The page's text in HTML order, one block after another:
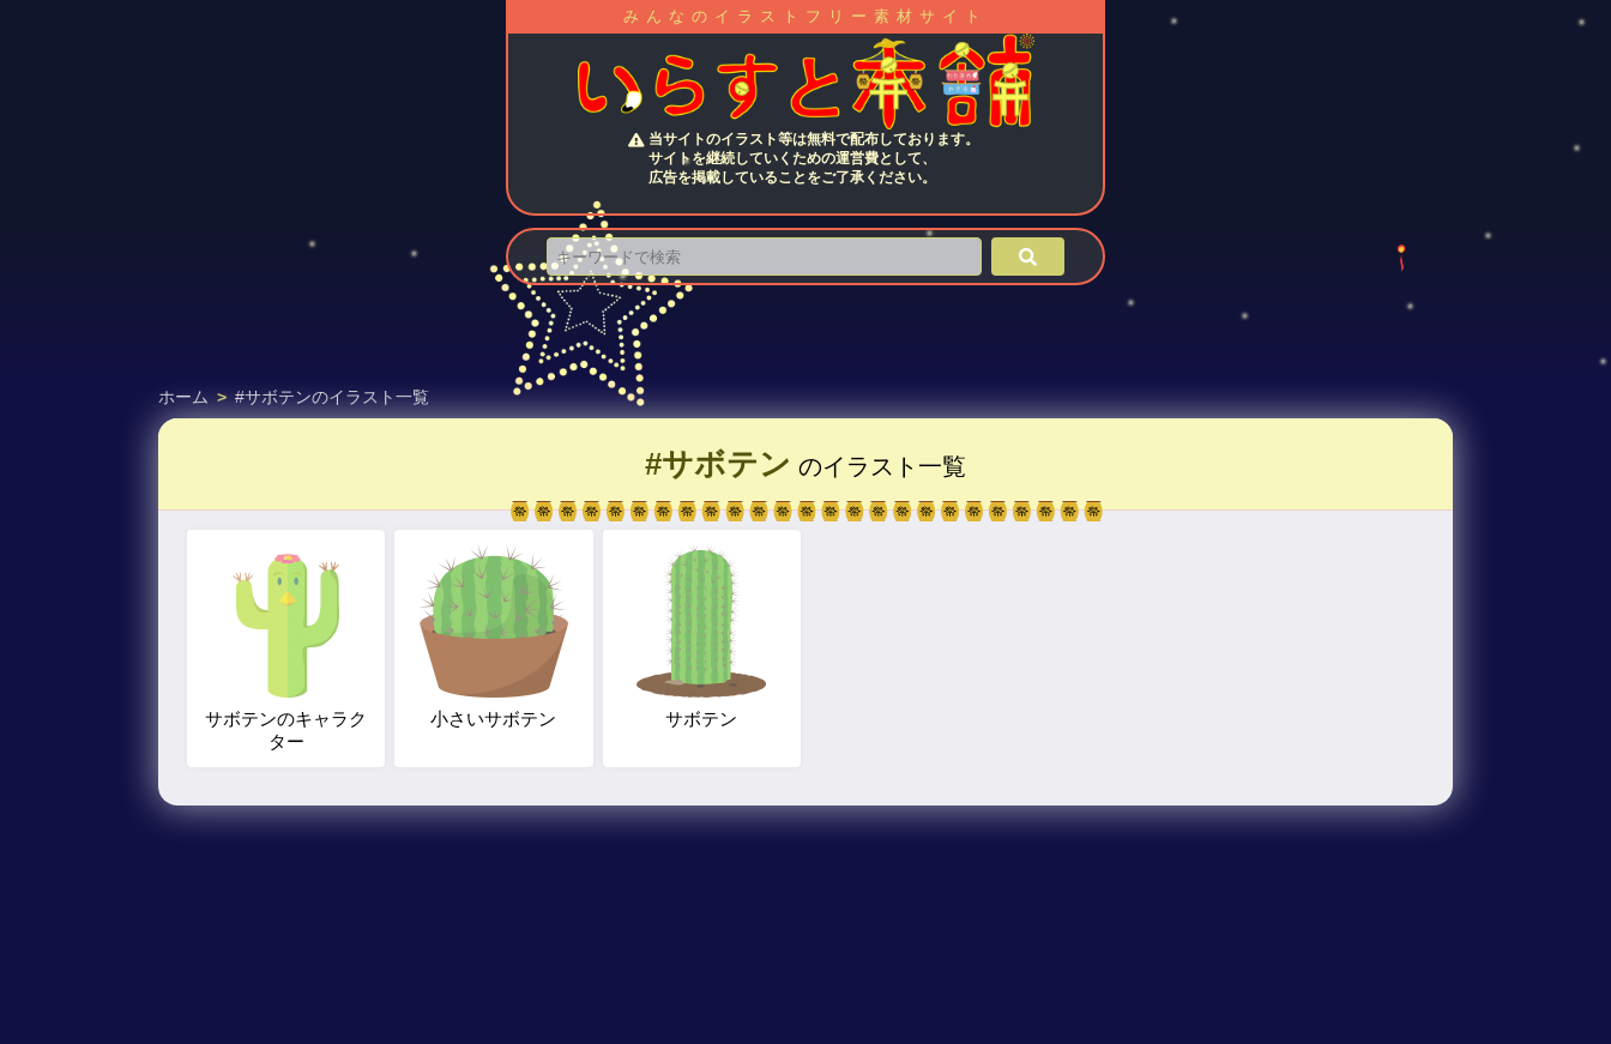
みんなのイラストフリー素材サイト
当サイトのイラスト等は無料で配布しております。
サイトを継続していくための運営費として、
広告を掲載していることをご了承ください。
ホーム > #サボテンのイラスト一覧
#サボテン のイラスト一覧
サボテンのキャラク
ター
小さいサボテン サボテン